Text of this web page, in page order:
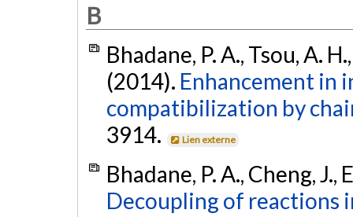
B
Bhadane, P. A., Tsou, A.
(2014). Enhancement in
compatibilization by
3914.
Lien externe
Bhadane, P. A., Cheng, J.,
Decoupling of reactions